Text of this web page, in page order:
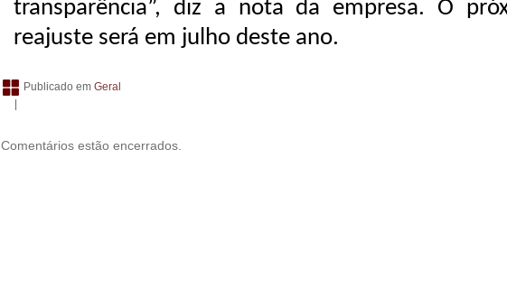
transparência”, diz a nota da empresa. O
reajuste será em julho deste ano.
Publicado em Geral
|
Comentários estão encerrados.